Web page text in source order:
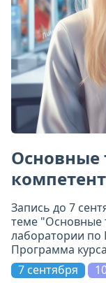
Основные
Запись до 7
теме "Основные
лаборатории по
Программа
включает 11
высоком уровне.
7 сентября